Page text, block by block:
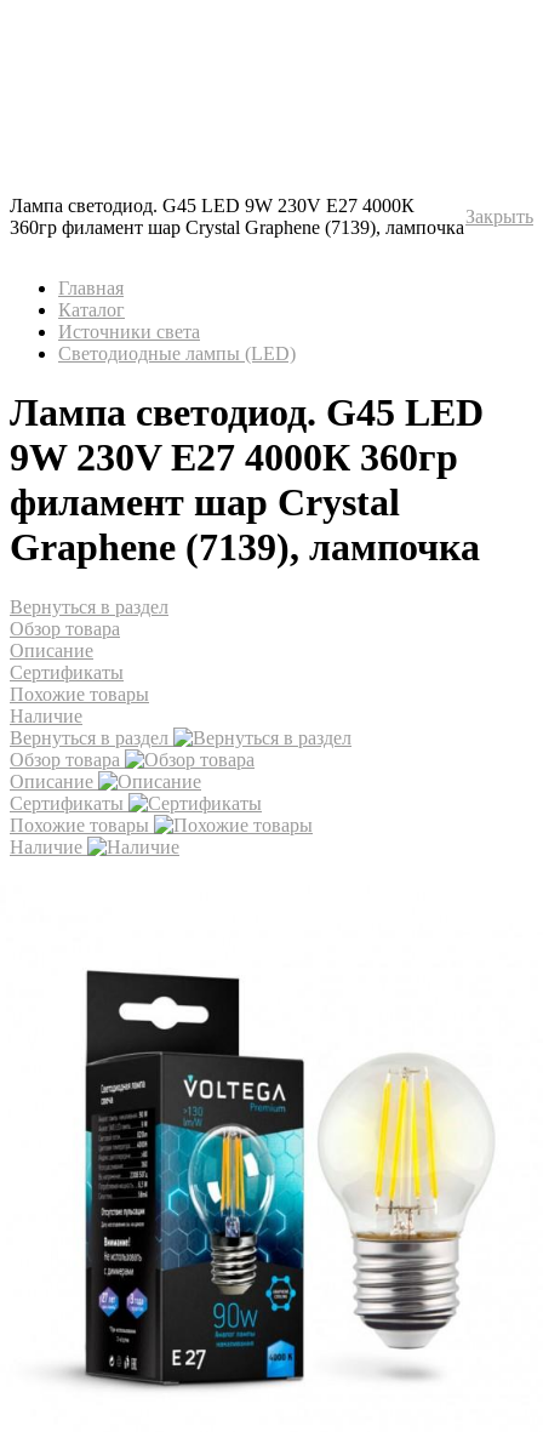
Лампа светодиод. G45 LED 9W 230V E27 4000К
360гр филамент шар Crystal Graphene (7139), лампочка
Закрыть
Главная
Каталог
Источники света
Светодиодные лампы (LED)
Лампа светодиод. G45 LED
9W 230V E27 4000К 360гр
филамент шар Crystal
Graphene (7139), лампочка
Вернуться в раздел
Обзор товара
Описание
Сертификаты
Похожие товары
Наличие
Вернуться в раздел
Обзор товара
Описание
Сертификаты
Похожие товары
Наличие